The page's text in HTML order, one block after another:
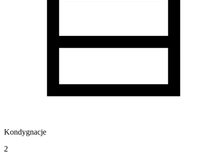
Kondygnacje
2